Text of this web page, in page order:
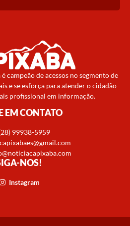
campeão de acessos no segmento de
e se esforça para atender o cidadão
profissional em informação.
EM CONTATO
99938-5959
NOS!
Instagram